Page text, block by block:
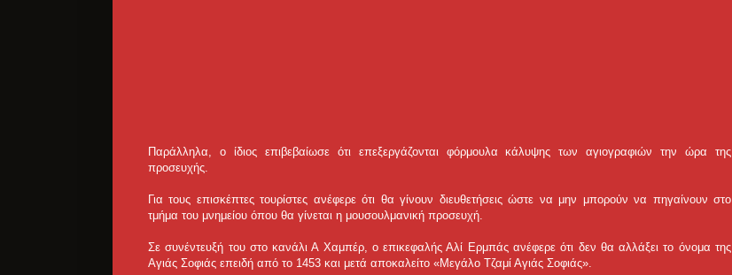
Παράλληλα, ο ίδιος επιβεβαίωσε ότι επεξεργάζονται φόρμουλα κάλυψης των αγιογραφιών την ώρα της
προσευχής.
Για τους επισκέπτες τουρίστες ανέφερε ότι θα γίνουν διευθετήσεις ώστε να μην μπορούν να πηγαίνουν στο
τμήμα του μνημείου όπου θα γίνεται η μουσουλμανική προσευχή.
Σε συνέντευξή του στο κανάλι Α Χαμπέρ, ο επικεφαλής Αλί Ερμπάς ανέφερε ότι δεν θα αλλάξει το όνομα της
Αγιάς Σοφιάς επειδή από το 1453 και μετά αποκαλείτο «Μεγάλο Τζαμί Αγιάς Σοφιάς».